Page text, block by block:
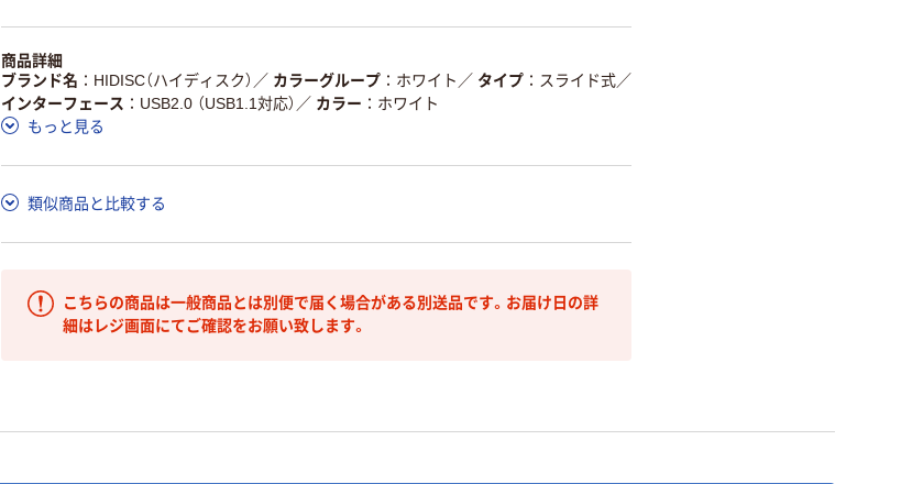
商品詳細
ブランド名
HIDISC（ハイディスク） ／ カラーグループ ホワイト ／ タイプ スライド式／
インターフェース
USB2.0 （USB1.1対応） ／ カラー
ホワイト
もっと見る
類似商品と比較する
こちらの商品は一般商品とは別便で届く場合がある別送品です。お届け日の詳
細はレジ画面にてご確認をお願い致します。